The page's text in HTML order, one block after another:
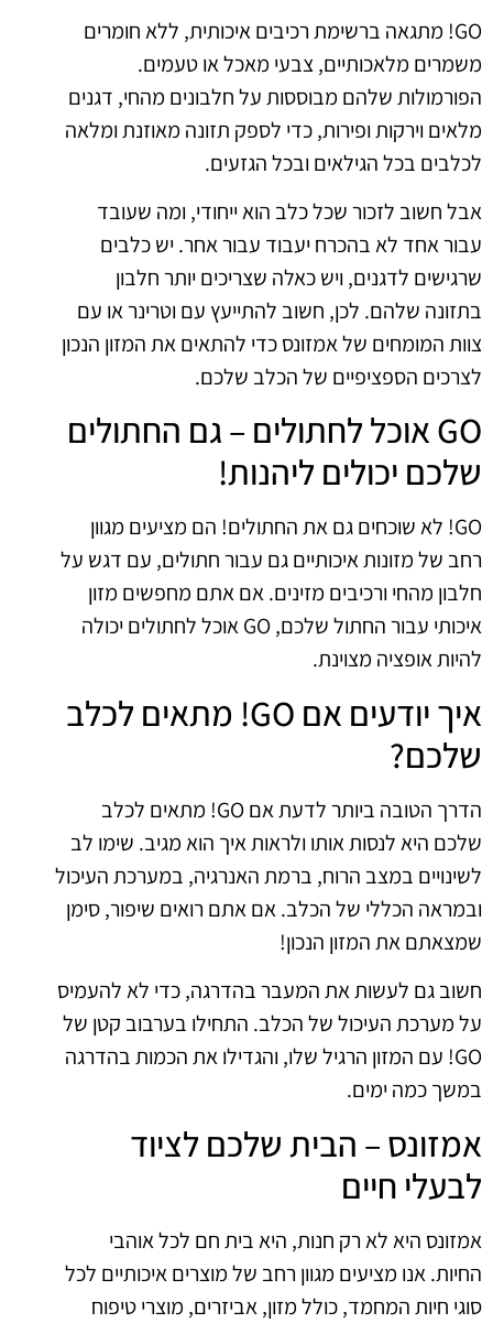
GO! מתגאה ברשימת רכיבים איכותית, ללא חומרים
משמרים מלאכותיים, צבעי מאכל או טעמים.
הפורמולות שלהם מבוססות על חלבונים מהחי, דגנים
מלאים וירקות ופירות, כדי לספק תזונה מאוזנת ומלאה
לכלבים בכל הגילאים ובכל הגזעים.
אבל חשוב לזכור שכל כלב הוא ייחודי, ומה שעובד
עבור אחד לא בהכרח יעבוד עבור אחר. יש כלבים
שרגישים לדגנים, ויש כאלה שצריכים יותר חלבון
בתזונה שלהם. לכן, חשוב להתייעץ עם וטרינר או עם
צוות המומחים של אמזונס כדי להתאים את המזון הנכון
לצרכים הספציפיים של הכלב שלכם.
GO אוכל לחתולים – גם החתולים
שלכם יכולים ליהנות!
GO! לא שוכחים גם את החתולים! הם מציעים מגוון
רחב של מזונות איכותיים גם עבור חתולים, עם דגש על
חלבון מהחי ורכיבים מזינים. אם אתם מחפשים מזון
איכותי עבור החתול שלכם, GO אוכל לחתולים יכולה
להיות אופציה מצוינת.
איך יודעים אם GO! מתאים לכלב
שלכם?
הדרך הטובה ביותר לדעת אם GO! מתאים לכלב
שלכם היא לנסות אותו ולראות איך הוא מגיב. שימו לב
לשינויים במצב הרוח, ברמת האנרגיה, במערכת העיכול
ובמראה הכללי של הכלב. אם אתם רואים שיפור, סימן
שמצאתם את המזון הנכון!
חשוב גם לעשות את המעבר בהדרגה, כדי לא להעמיס
על מערכת העיכול של הכלב. התחילו בערבוב קטן של
GO! עם המזון הרגיל שלו, והגדילו את הכמות בהדרגה
במשך כמה ימים.
אמזונס – הבית שלכם לציוד
לבעלי חיים
אמזונס היא לא רק חנות, היא בית חם לכל אוהבי
החיות. אנו מציעים מגוון רחב של מוצרים איכותיים לכל
סוגי חיות המחמד, כולל מזון, אביזרים, מוצרי טיפוח